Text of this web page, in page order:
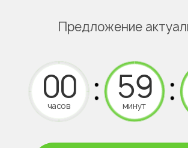
Предложение
часов минут